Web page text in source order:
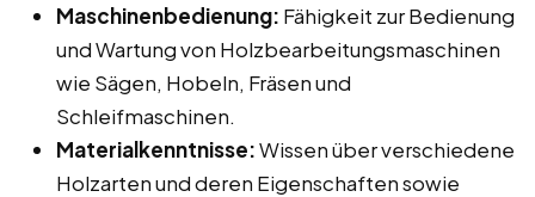
Maschinenbedienung: Fähigkeit zur Bedienung
und Wartung von Holzbearbeitungsmaschinen
wie Sägen, Hobeln, Fräsen und
Schleifmaschinen.
Materialkenntnisse:Wissen über verschiedene
Holzarten und deren Eigenschaften sowie